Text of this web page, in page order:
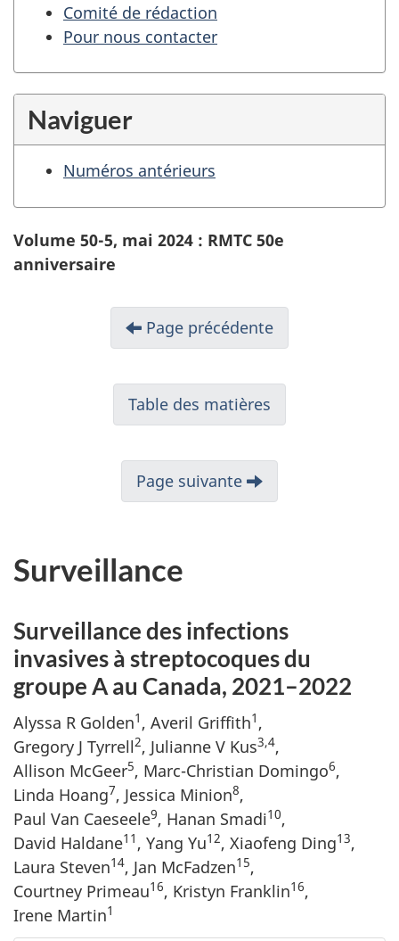
Comité de rédaction
Pour nous contacter
Naviguer
Numéros antérieurs
Volume 50-5, mai 2024 : RMTC 50e
anniversaire
Page précédente
Table des matières
Page suivante
Surveillance
Surveillance des infections
invasives à streptocoques du
groupe A au Canada, 2021–2022
Alyssa R Golden1 , Averil Griffith1 ,
Gregory J Tyrrell2, Julianne V Kus3,4,
Allison McGeer5, Marc-Christian Domingo6,
Linda Hoang7, Jessica Minion8,
Paul Van Caeseele9, Hanan Smadi10,
David Haldane11 , Yang Yu12, Xiaofeng Ding13,
Laura Steven14, Jan McFadzen15,
Courtney Primeau16, Kristyn Franklin16,
Irene Martin1